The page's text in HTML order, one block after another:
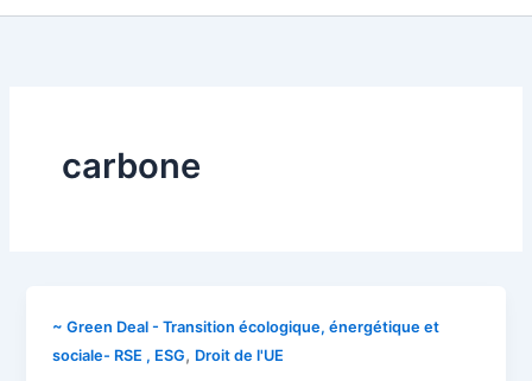
carbone
~ Green Deal - Transition écologique, énergétique et
sociale- RSE , ESG, Droit de l'UE